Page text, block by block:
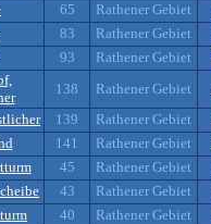
65 Rathener Gebiet
83 Rathener Gebiet
93 Rathener Gebiet
138 Rathener Gebiet
139 Rathener Gebiet
141 Rathener Gebiet
45 Rathener Gebiet
43 Rathener Gebiet
40 Rathener Gebiet